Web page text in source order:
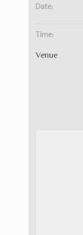
Date:
Time:
Venue